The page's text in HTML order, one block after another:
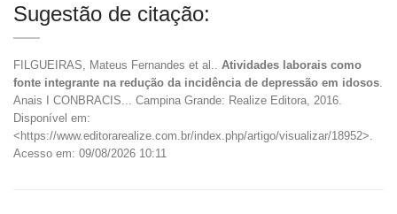
Sugestão de citação:
FILGUEIRAS, Mateus Fernandes et al.. Atividades laborais como
fonte integrante na redução da incidência de depressão em idosos
Anais I CONBRACIS... Campina Grande: Realize Editora, 2016.
Disponível em:
<https://www.editorarealize.com.br/index.php/artigo/visualizar/18952>.
Acesso em: 09/08/2026 10:11